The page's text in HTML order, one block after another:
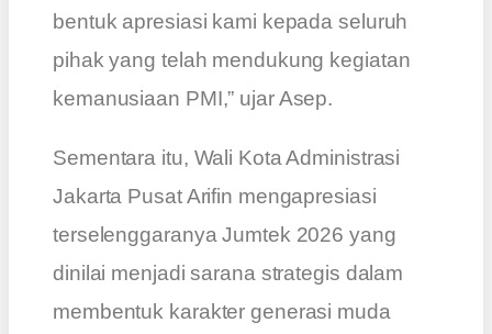
bentuk apresiasi kami kepada seluruh
pihak yang telah mendukung kegiatan
kemanusiaan PMI,” ujar Asep.
Sementara itu, Wali Kota Administrasi
Jakarta Pusat Arifin mengapresiasi
terselenggaranya Jumtek 2026 yang
dinilai menjadi sarana strategis dalam
membentuk karakter generasi muda